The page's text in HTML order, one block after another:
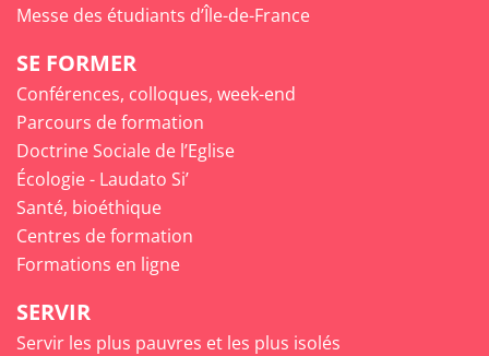
Messe des étudiants d’Île-de-France
SE FORMER
Conférences, colloques, week-end
Parcours de formation
Doctrine Sociale de l’Eglise
Écologie - Laudato Si’
Santé, bioéthique
Centres de formation
Formations en ligne
SERVIR
Servir les plus pauvres et les plus isolés